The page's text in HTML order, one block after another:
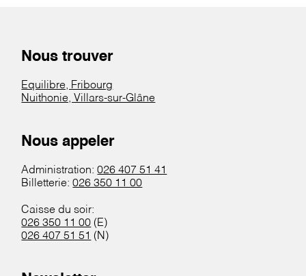
Nous trouver
Equilibre, Fribourg
Nuithonie, Villars-sur-Glâne
Nous appeler
Administration:026 407 51 41
Billetterie:026 350 11 00
Caisse du soir:
026 350 11 00 (E)
026 407 51 51 (N)